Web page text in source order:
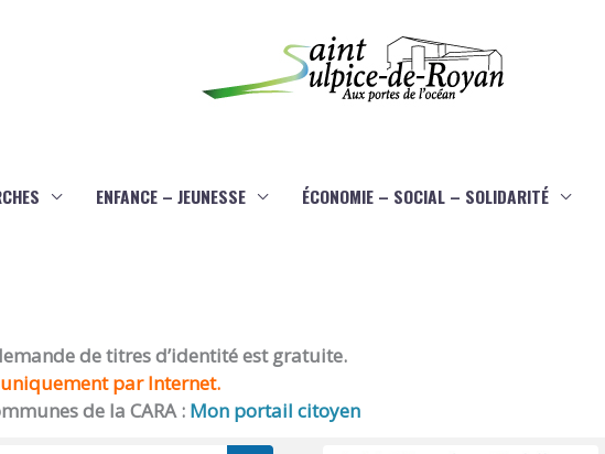
ENFANCE – JEUNESSE ÉCONOMIE – SOCIAL – SOLIDARITÉ
de titres d’identité est gratuite.
par Internet.
de la CARA : Mon portail citoyen